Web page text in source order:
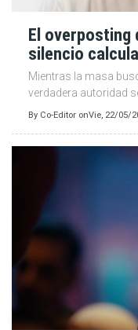
El overposting
silencio
Mientras la masa
verdadera autoridad
By Co-Editor onVie, 22/05/